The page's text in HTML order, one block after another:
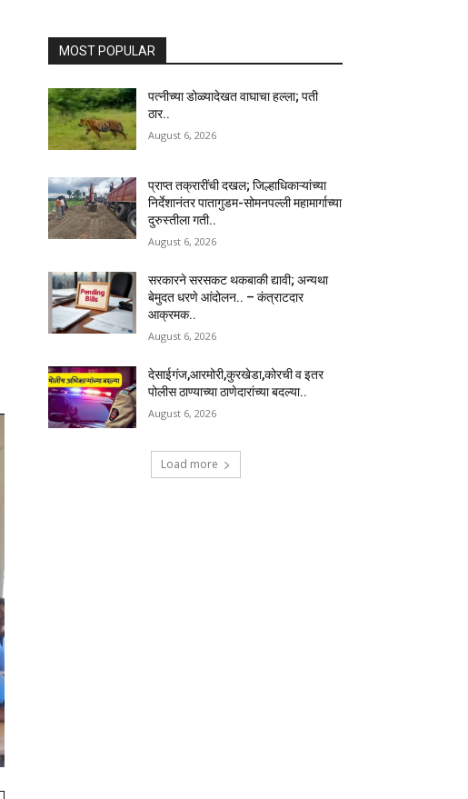
MOST POPULAR
पत्नीच्या डोळ्यादेखत वाघाचा हल्ला; पती
ठार..
August 6, 2026
प्राप्त तक्रारींची दखल; जिल्हाधिकाऱ्यांच्या
निर्देशानंतर पातागुडम-सोमनपल्ली महामार्गाच्या
दुरुस्तीला गती..
August 6, 2026
सरकारने सरसकट थकबाकी द्यावी; अन्यथा
बेमुदत धरणे आंदोलन.. – कंत्राटदार
आक्रमक..
August 6, 2026
देसाईगंज,आरमोरी,कुरखेडा,कोरची व इतर
पोलीस ठाण्याच्या ठाणेदारांच्या बदल्या..
August 6, 2026
Load more